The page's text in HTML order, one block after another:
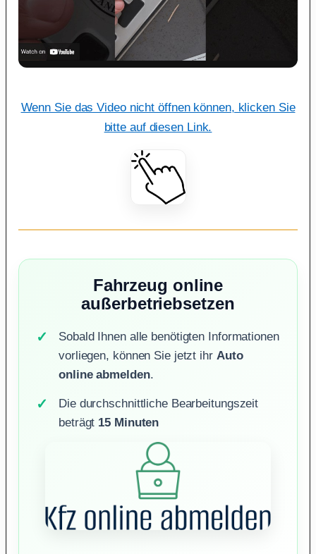
Wenn Sie das Video nicht öffnen können, klicken Sie
bitte auf diesen Link.
Fahrzeug online
außerbetriebsetzen
Sobald Ihnen alle benötigten Informationen
vorliegen, können Sie jetzt ihr Auto
online abmelden.
Die durchschnittliche Bearbeitungszeit
beträgt 15 Minuten